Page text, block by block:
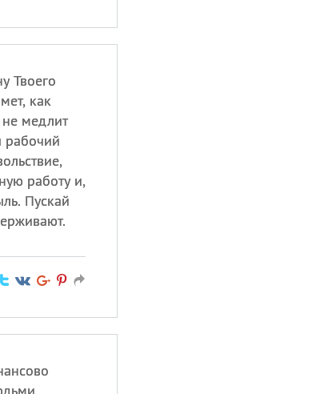
Твоего
как
медлит
работу и,
Пускай